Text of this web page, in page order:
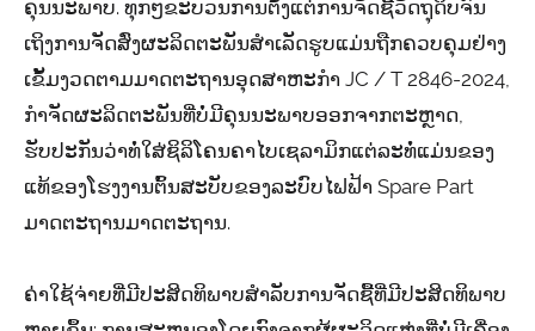
ຄຸນນະພາບ. ທຸກໆຂະບວນການຕັ້ງແຕ່ການຈັດຊື້ວັດຖຸດິບຈົນ
ເຖິງການຈັດສົ່ງຜະລິດຕະພັນສໍາເລັດຮູບແມ່ນຖືກຄວບຄຸມຢ່າງ
ເຂັ້ມງວດຕາມມາດຕະຖານອຸດສາຫະກໍາ JC / T 2846-2024,
ກໍາຈັດຜະລິດຕະພັນທີ່ບໍ່ມີຄຸນນະພາບອອກຈາກຕະຫຼາດ,
ຮັບປະກັນວ່າທໍ່ໃສ່ຊິລິໂຄນຄາໄບເຊລາມິກແຕ່ລະທໍ່ແມ່ນຂອງ
ແທ້ຂອງໂຮງງານຕົ້ນສະບັບຂອງລະບົບໄຟຟ້າ Spare Part
ມາດຕະຖານມາດຕະຖານ.
ຄ່າໃຊ້ຈ່າຍທີ່ມີປະສິດທິພາບສໍາລັບການຈັດຊື້ທີ່ມີປະສິດທິພາບ